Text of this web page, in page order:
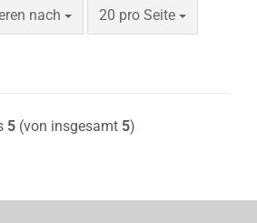
nach
nach 20 pro Seite
pro Seite
5(von insgesamt 5)